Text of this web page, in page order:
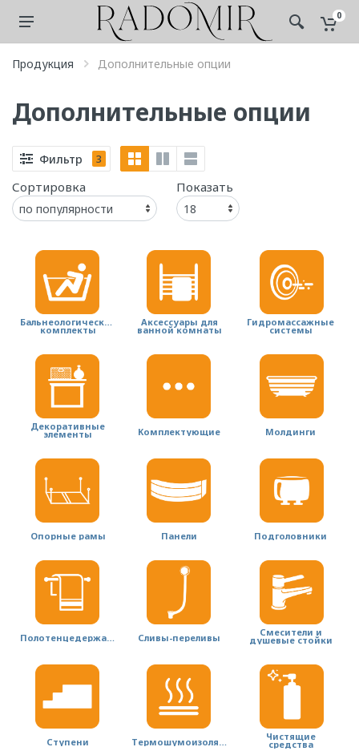
0
Продукция Дополнительные опции
Дополнительные опции
Фильтр 3
Сортировка Показать
Бальнеологические
комплекты
Аксессуары для
ванной комнаты
Гидромассажные
системы
Декоративные
элементы Комплектующие Молдинги
Опорные рамы Панели Подголовники
Полотенцедержатели Сливы-переливы Смесители и
душевые стойки
Ступени Термошумоизоляция Чистящие
средства